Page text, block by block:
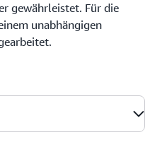
gewährleistet. Für die
unabhängigen